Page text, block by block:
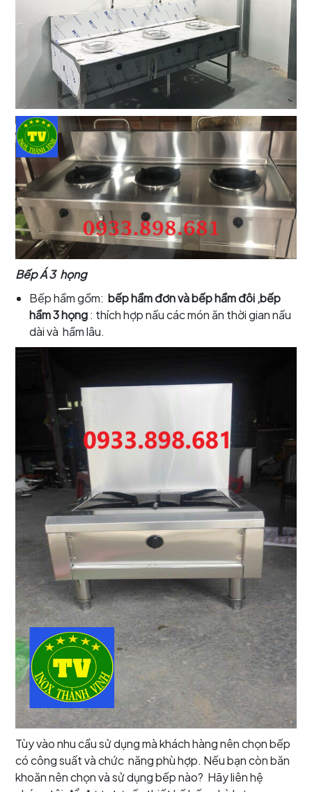
Bếp Á 3 họng
Bếp hầm gồm: bếp hầm đơn và bếp hầm đôi ,bếp
hầm 3 họng: thích hợp nấu các món ăn thời gian nấu
dài và hầm lâu.
Tùy vào nhu cầu sử dụng mà khách hàng nên chọn bếp
có công suất và chức năng phù hợp. Nếu bạn còn băn
khoăn nên chọn và sử dụng bếp nào? Hãy liên hệ